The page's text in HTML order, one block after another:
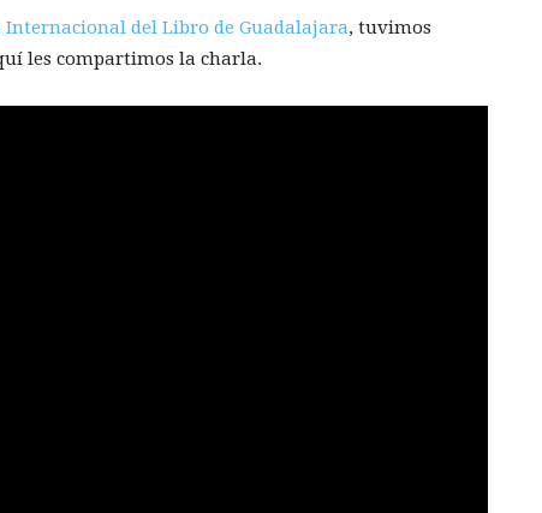
Internacional del Libro de Guadalajara, tuvimos
les compartimos la charla.